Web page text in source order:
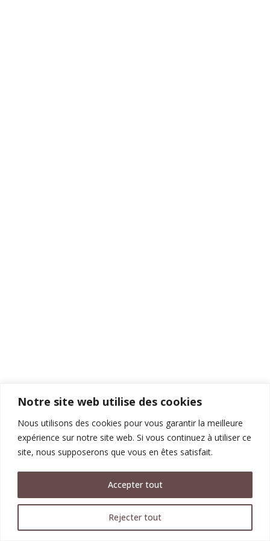
Notre site web utilise des cookies
Nous utilisons des cookies pour vous garantir la meilleure
expérience sur notre site web. Si vous continuez à utiliser ce
site, nous supposerons que vous en êtes satisfait.
Rejecter tout
Accepter tout